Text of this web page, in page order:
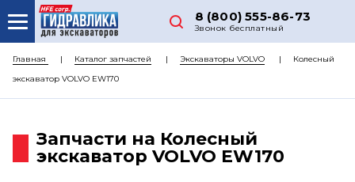
8 (800) 555-86-73
Звонок бесплатный
О НАС
КАТАЛОГ ЗАПЧАСТЕЙ
ДОСТАВКА
Главная Каталог запчастей Экскаваторы VOLVO
Колесный
экскаватор VOLVO EW170
Запчасти на Колесный
экскаватор VOLVO EW170